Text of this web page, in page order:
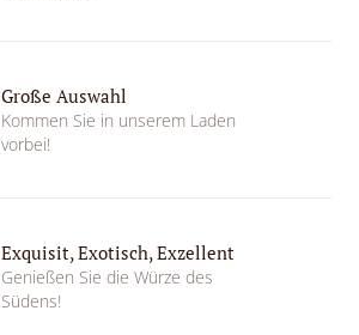
Große Auswahl
Kommen Sie in unserem Laden
vorbei!
Exquisit, Exotisch, Exzellent
Genießen Sie die Würze des
Südens!